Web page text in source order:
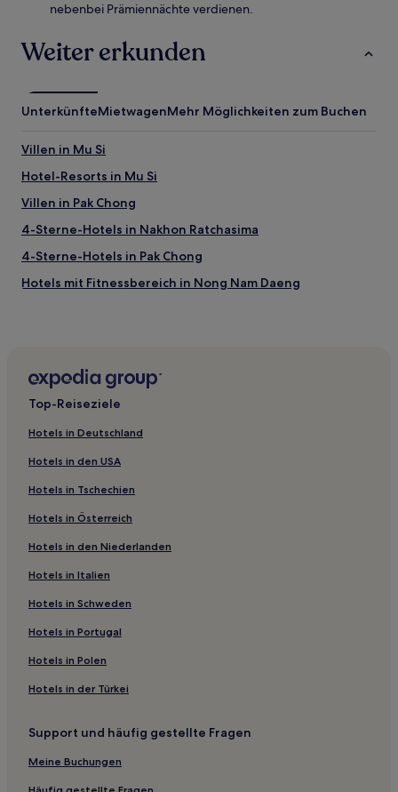
nebenbei Prämiennächte verdienen.
Weiter erkunden
UnterkünfteMietwagenMehr Möglichkeiten zum Buchen
Villen in Mu Si
Hotel-Resorts in Mu Si
Villen in Pak Chong
4-Sterne-Hotels in Nakhon Ratchasima
4-Sterne-Hotels in Pak Chong
Hotels mit Fitnessbereich in Nong Nam Daeng
Golf in Mu Si
Hotels mit Pool nahe Stadion zu Ehren des 80.
Geburtstags des Königs
Golf in Pak Chong
Haustierfreundliche in Pak Chong
Familien in Nakhon Ratchasima
Hotels mit Pool in Nakhon Ratchasima
Top-Reiseziele
Hotels in Deutschland
Hotels in den USA
Hotels in Tschechien
Hotels in Österreich
Hotels in den Niederlanden
Hotels in Italien
Hotels in Schweden
Hotels in Portugal
Hotels in Polen
Hotels in der Türkei
Support und häufig gestellte Fragen
Meine Buchungen